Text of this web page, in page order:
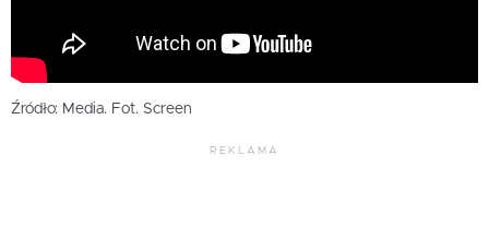
Źródło: Media. Fot. Screen
REKLAMA